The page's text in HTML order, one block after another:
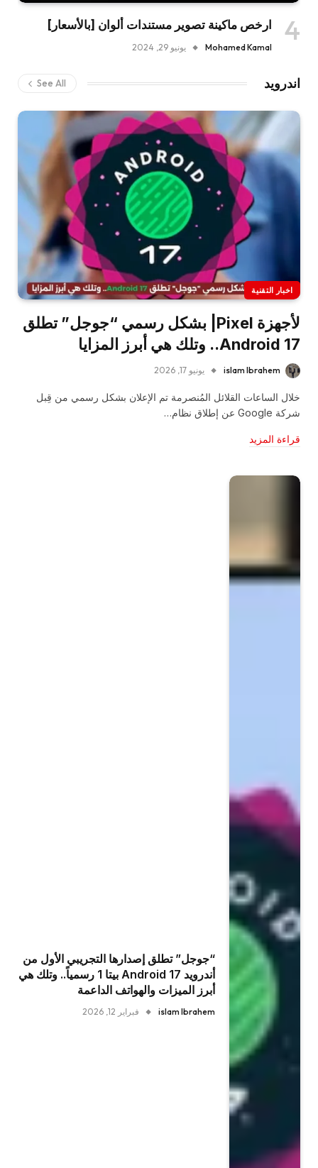
ارخص ماكينة تصوير مستندات ألوان [بالأسعار]
Mohamed Kamal يونيو 29, 2024
اندرويد See All
اخبار التقنية
لأجهزة Pixel| بشكل رسمي “جوجل” تطلق
Android 17.. وتلك هي أبرز المزايا
islam Ibrahem يونيو 17, 2026
خلال الساعات القلائل المُنصرمة تم الإعلان بشكل رسمي من قِبل
شركة Google عن إطلاق نظام…
قراءة المزيد
“جوجل” تطلق إصدارها التجريبي الأول من
أندرويد Android 17 بيتا 1 رسمياً.. وتلك هي
أبرز الميزات والهواتف الداعمة
islam Ibrahem فبراير 12, 2026